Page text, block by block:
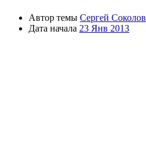
Автор темы Сергей Соколов
Дата начала 23 Янв 2013